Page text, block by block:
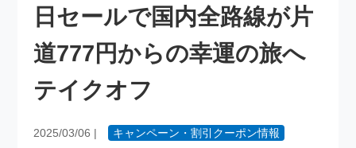
日セールで国内全路線が片
道777円からの幸運の旅へ
テイクオフ
2025/03/06 | キャンペーン・割引クーポン情報